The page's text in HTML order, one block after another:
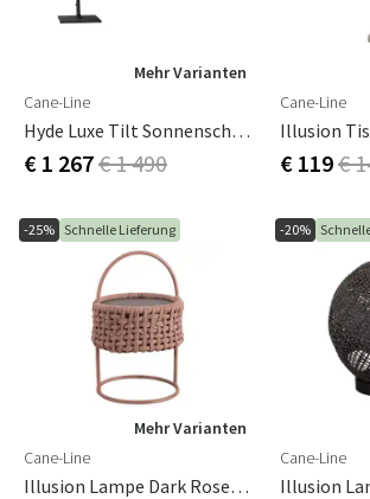
Mehr Varianten
Cane-Line
Hyde Luxe Tilt Sonnenschirm 300X300 Cm Grau
€ 1 267€ 1 490
Cane-Line
€ 119€
-25% Schnelle Lieferung
Mehr Varianten
Cane-Line
Illusion Lampe Dark Rose, Soft Rope
-20%
Cane-Line